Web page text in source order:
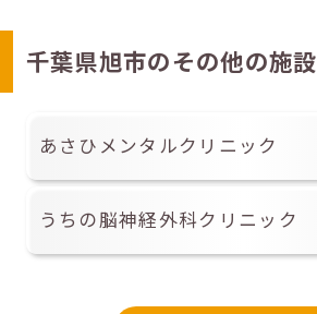
千葉県旭市のその他の施設
あさひメンタルクリニック
うちの脳神経外科クリニック